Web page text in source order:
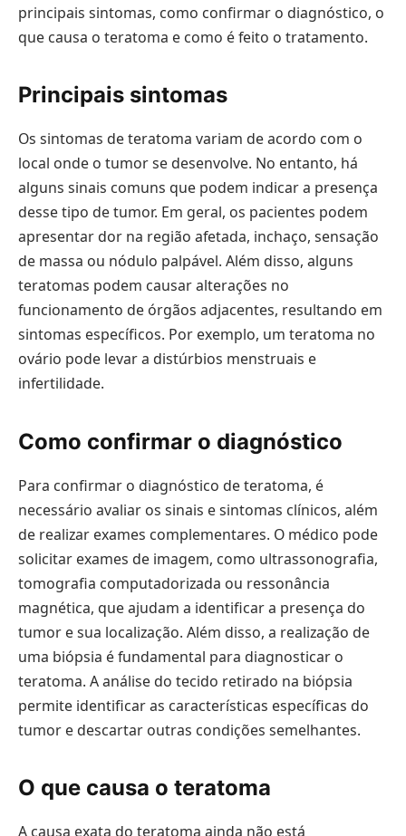
principais sintomas, como confirmar o diagnóstico, o
que causa o teratoma e como é feito o tratamento.
Principais sintomas
Os sintomas de teratoma variam de acordo com o
local onde o tumor se desenvolve. No entanto, há
alguns sinais comuns que podem indicar a presença
desse tipo de tumor. Em geral, os pacientes podem
apresentar dor na região afetada, inchaço, sensação
de massa ou nódulo palpável. Além disso, alguns
teratomas podem causar alterações no
funcionamento de órgãos adjacentes, resultando em
sintomas específicos. Por exemplo, um teratoma no
ovário pode levar a distúrbios menstruais e
infertilidade.
Como confirmar o diagnóstico
Para confirmar o diagnóstico de teratoma, é
necessário avaliar os sinais e sintomas clínicos, além
de realizar exames complementares. O médico pode
solicitar exames de imagem, como ultrassonografia,
tomografia computadorizada ou ressonância
magnética, que ajudam a identificar a presença do
tumor e sua localização. Além disso, a realização de
uma biópsia é fundamental para diagnosticar o
teratoma. A análise do tecido retirado na biópsia
permite identificar as características específicas do
tumor e descartar outras condições semelhantes.
O que causa o teratoma
A causa exata do teratoma ainda não está